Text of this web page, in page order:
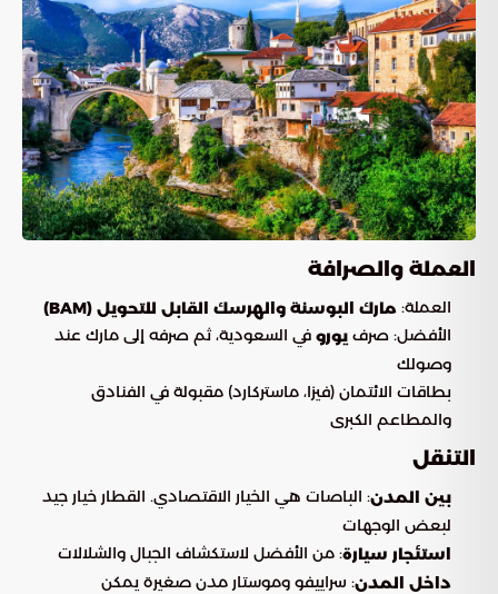
العملة والصرافة
العملة: مارك البوسنة والهرسك القابل للتحويل (BAM)
الأفضل: صرف يورو في السعودية، ثم صرفه إلى مارك عند
وصولك
بطاقات الائتمان (فيزا، ماستركارد) مقبولة في الفنادق
والمطاعم الكبرى
التنقل
بين المدن: الباصات هي الخيار الاقتصادي. القطار خيار جيد
لبعض الوجهات
استئجار سيارة: من الأفضل لاستكشاف الجبال والشلالات
داخل المدن: سراييفو وموستار مدن صغيرة يمكن